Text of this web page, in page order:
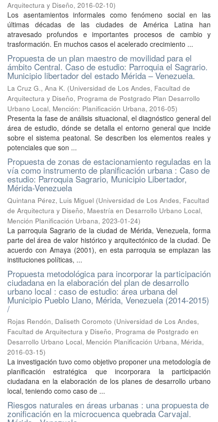
Arquitectura y Diseño, 2016-02-10)
Los asentamientos informales como fenómeno social en las
últimas décadas de las ciudades de América Latina han
atravesado profundos e importantes procesos de cambio y
trasformación. En muchos casos el acelerado crecimiento ...
Propuesta de un plan maestro de movilidad para el
ámbito Central. Caso de estudio: Parroquia el Sagrario.
Municipio libertador del estado Mérida – Venezuela.
La Cruz G., Ana K. (Universidad de Los Andes, Facultad de
Arquitectura y Diseño, Programa de Postgrado Plan Desarrollo
Urbano Local, Mención: Planificación Urbana, 2016-05)
Presenta la fase de análisis situacional, el diagnóstico general del
área de estudio, dónde se detalla el entorno general que incide
sobre el sistema peatonal. Se describen los elementos reales y
potenciales que son ...
Propuesta de zonas de estacionamiento reguladas en la
vía como instrumento de planificación urbana : Caso de
estudio: Parroquia Sagrario, Municipio Libertador,
Mérida-Venezuela
Quintana Pérez, Luis Miguel (Universidad de Los Andes, Facultad
de Arquitectura y Diseño, Maestría en Desarrollo Urbano Local,
Mención Planificación Urbana, 2023-01-24)
La parroquia Sagrario de la ciudad de Mérida, Venezuela, forma
parte del área de valor histórico y arquitectónico de la ciudad. De
acuerdo con Amaya (2001), en esta parroquia se emplazan las
instituciones políticas, ...
Propuesta metodológica para incorporar la participación
ciudadana en la elaboración del plan de desarrollo
urbano local : caso de estudio: área urbana del
Municipio Pueblo Llano, Mérida, Venezuela (2014-2015)
/
Rojas Rendón, Daliseth Coromoto (Universidad de Los Andes,
Facultad de Arquitectura y Diseño, Programa de Postgrado en
Desarrollo Urbano Local, Mención Planificación Urbana, Mérida,
2016-03-15)
La investigación tuvo como objetivo proponer una metodología de
planificación estratégica que incorporara la participación
ciudadana en la elaboración de los planes de desarrollo urbano
local, teniendo como caso de ...
Riesgos naturales en áreas urbanas : una propuesta de
zonificación en la microcuenca quebrada Carvajal.